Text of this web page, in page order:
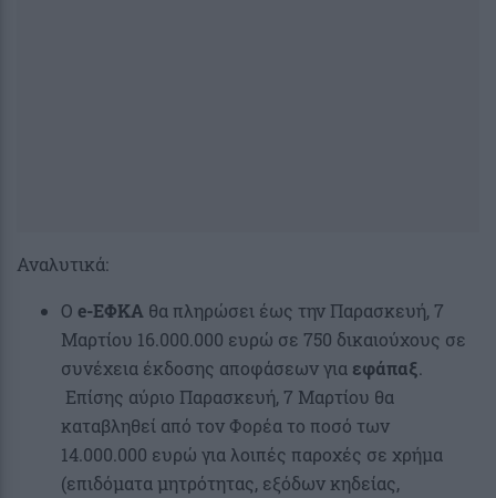
Αναλυτικά:
Ο e-ΕΦΚΑ θα πληρώσει έως την Παρασκευή, 7
Μαρτίου 16.000.000 ευρώ σε 750 δικαιούχους σε
συνέχεια έκδοσης αποφάσεων για εφάπαξ.
Επίσης αύριο Παρασκευή, 7 Μαρτίου θα
καταβληθεί από τον Φορέα το ποσό των
14.000.000 ευρώ για λοιπές παροχές σε χρήμα
(επιδόματα μητρότητας, εξόδων κηδείας,